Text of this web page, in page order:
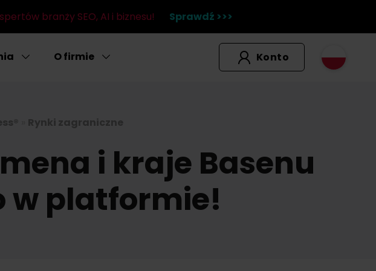
branży SEO, AI i biznesu! Sprawdź >>>
O firmie Konto
Rynki zagraniczne
i kraje Basenu
w platformie!